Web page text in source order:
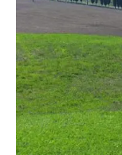
English
Spanish
French
Italiano